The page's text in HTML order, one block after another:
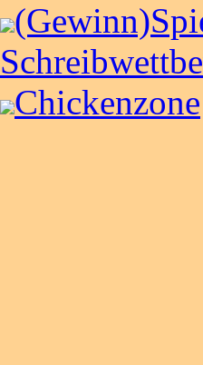
Chickenzone